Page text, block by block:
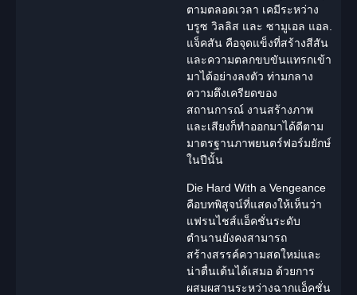
ตามตลอดเวลา เคมีระหว่าง
บรูซ วิลลิส และ ซามูเอล แอล.
แจ็คสัน คือจุดแข็งที่สร้างสีสัน
และความตลกขบขันแทรกเข้า
มาได้อย่างลงตัว ท่ามกลาง
ความตึงเครียดของ
สถานการณ์ งานสร้างภาพ
และเสียงก็ทำออกมาได้ดีตาม
มาตรฐานภาพยนตร์ฟอร์มยักษ์
ในปีนั้น
Die Hard With a Vengeance
คือบทพิสูจน์ที่แสดงให้เห็นว่า
แฟรนไชส์แอ็คชั่นระดับ
ตำนานยังคงสามารถ
สร้างสรรค์ความสดใหม่และ
น่าตื่นเต้นได้เสมอ ด้วยการ
ผสมผสานระหว่างฉากแอ็คชั่น